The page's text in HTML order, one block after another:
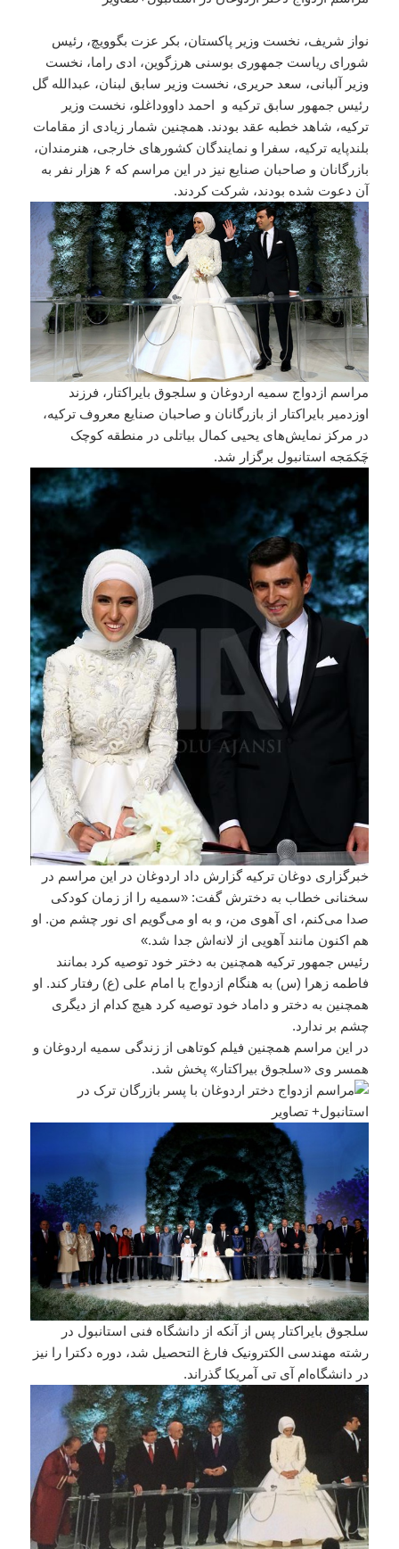
نواز شریف، نخست وزیر پاکستان، بکر عزت بگوویچ، رئیس
شورای ریاست جمهوری بوسنی هرزگوین، ادی راما، نخست
وزیر آلبانی، سعد حریری، نخست وزیر سابق لبنان، عبدالله گل
رئیس جمهور سابق ترکیه و احمد داووداغلو، نخست وزیر
ترکیه، شاهد خطبه عقد بودند. همچنین شمار زیادی از مقامات
بلندپایه ترکیه، سفرا و نمایندگان کشورهای خارجی، هنرمندان،
بازرگانان و صاحبان صنایع نیز در این مراسم که ۶ هزار نفر به
آن دعوت شده بودند، شرکت کردند.
مراسم ازدواج سمیه اردوغان و سلجوق بایراکتار، فرزند
اوزدمیر بایراکتار از بازرگانان و صاحبان صنایع معروف ترکیه،
در مرکز نمایش‌های یحیی کمال بیاتلی در منطقه کوچک
چَکمَجه استانبول برگزار شد.
خبرگزاری دوغان ترکیه گزارش داد اردوغان در این مراسم در
سخنانی خطاب به دخترش گفت: «سمیه را از زمان کودکی
صدا می‌کنم،‌ ای آهوی من، و به او می‌گویم‌ ای نور چشم من. او
هم اکنون مانند آهویی از لانه‌اش جدا شد.»
رئیس جمهور ترکیه همچنین به دختر خود توصیه کرد بمانند
فاطمه زهرا (س) به هنگام ازدواج با امام علی (ع) رفتار کند. او
همچنین به دختر و داماد خود توصیه کرد هیچ کدام از دیگری
چشم بر ندارد.
در این مراسم همچنین فیلم کوتاهی از زندگی سمیه اردوغان و
همسر وی «سلجوق بیراکتار» پخش شد.
سلجوق بایراکتار پس از آنکه از دانشگاه فنی استانبول در
رشته مهندسی الکترونیک فارغ التحصیل شد، دوره دکترا را نیز
در دانشگاه‌ام آی تی آمریکا گذراند.